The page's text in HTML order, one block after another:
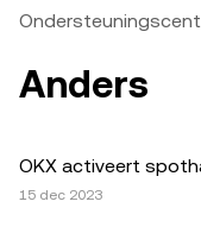
Anders
OKX activeert
15 dec 2023